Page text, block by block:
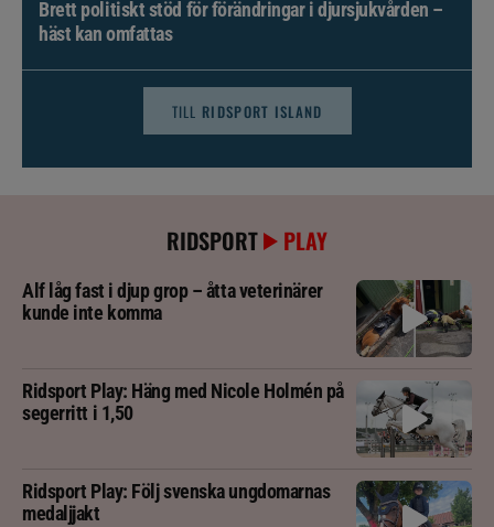
Brett politiskt stöd för förändringar i djursjukvården –
häst kan omfattas
TILL RIDSPORT ISLAND
RIDSPORT PLAY
Alf låg fast i djup grop – åtta veterinärer
kunde inte komma
Ridsport Play: Häng med Nicole Holmén på
segerritt i 1,50
Ridsport Play: Följ svenska ungdomarnas
medaljjakt